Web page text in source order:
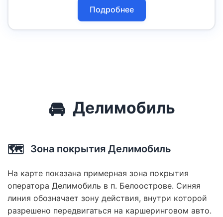
Подробнее
🚘 Делимобиль
🗺️ Зона покрытия Делимобиль
На карте показана примерная зона покрытия
оператора Делимобиль в п. Белоострове. Синяя
линия обозначает зону действия, внутри которой
разрешено передвигаться на каршеринговом авто.